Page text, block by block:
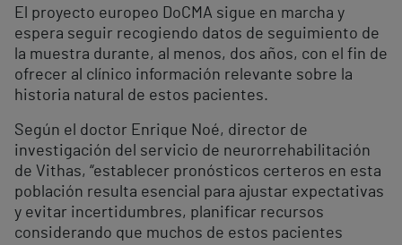
El proyecto europeo DoCMA sigue en marcha y
espera seguir recogiendo datos de seguimiento de
la muestra durante, al menos, dos años, con el fin de
ofrecer al clínico información relevante sobre la
historia natural de estos pacientes.
Según el doctor Enrique Noé, director de
investigación del servicio de neurorrehabilitación
de Vithas, “establecer pronósticos certeros en esta
población resulta esencial para ajustar expectativas
y evitar incertidumbres, planificar recursos
considerando que muchos de estos pacientes